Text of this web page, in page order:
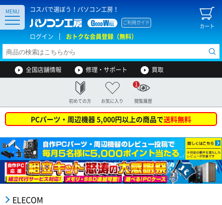
コスパで選ぼう！パソコン工房！
カート
ご利用ガイド
ログイン おトクな会員登録（無料）
MENU
全国店舗情報 修理・サポート 買取
初めての方 お気に入り 閲覧履歴
1
PCパーツ・周辺機器 5,000円以上の商品で送料無料
ELECOM